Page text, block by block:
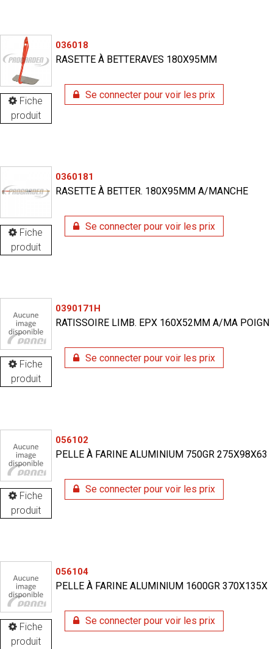
Fiche
produit
036018
RASETTE À BETTERAVES 180X95MM
Se connecter pour voir les prix
Fiche
produit
0360181
RASETTE À BETTER. 180X95MM A/MANCHE
Se connecter pour voir les prix
Fiche
produit
0390171H
RATISSOIRE LIMB. EPX 160X52MM A/MA POIGN
Se connecter pour voir les prix
Fiche
produit
056102
PELLE À FARINE ALUMINIUM 750GR 275X98X63
Se connecter pour voir les prix
Fiche
produit
056104
PELLE À FARINE ALUMINIUM 1600GR 370X135X
Se connecter pour voir les prix